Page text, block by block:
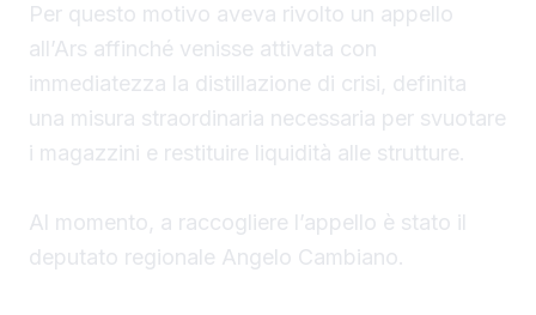
Per questo motivo aveva rivolto un appello
all’Ars affinché venisse attivata con
immediatezza la distillazione di crisi, definita
una misura straordinaria necessaria per svuotare
i magazzini e restituire liquidità alle strutture.
Al momento, a raccogliere l’appello è stato il
deputato regionale Angelo Cambiano.